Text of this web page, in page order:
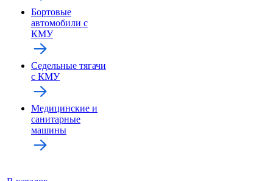
Бортовые
автомобили с
КМУ
Седельные тягачи
с КМУ
Медицинские и
санитарные
машины